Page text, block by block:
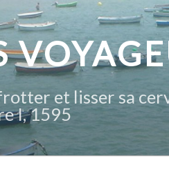
et lisser sa
I, 1595